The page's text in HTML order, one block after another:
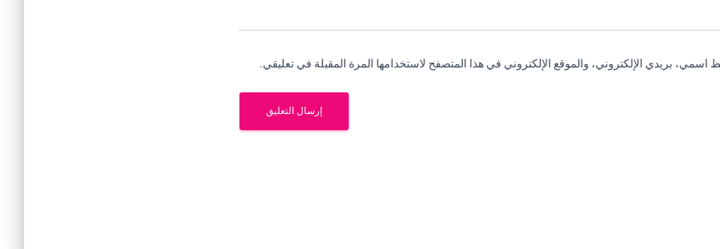
اسمي، بريدي الإلكتروني، والموقع الإلكتروني في هذا المتصفح لاستخدامها المرة المقبلة في تعليقي.